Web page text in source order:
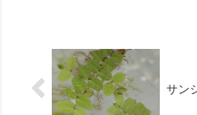
サン